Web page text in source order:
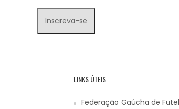
LINKS ÚTEIS
Federação Gaúcha de